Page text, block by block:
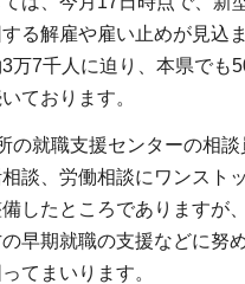
る解雇や雇い止めが見込
万7千人に迫り、本県でも
ております。
の就職支援センターの相談
談、労働相談にワンスト
したところでありますが
早期就職の支援などに努
てまいります。